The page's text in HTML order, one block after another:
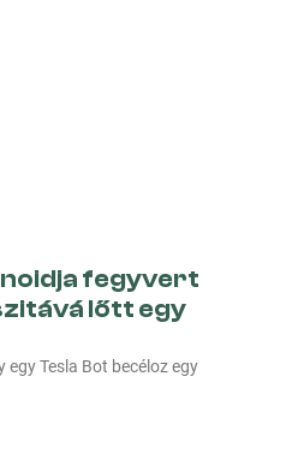
fegyvert
lőtt egy
egy Tesla Bot becéloz egy